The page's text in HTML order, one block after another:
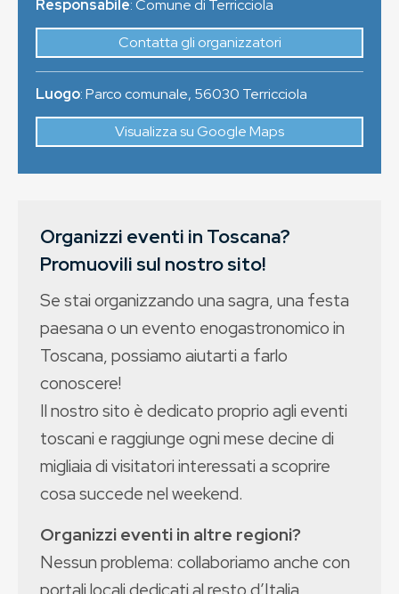
Responsabile: Comune di Terricciola
Contatta gli organizzatori
Luogo:Parco comunale, 56030 Terricciola
Visualizza su Google Maps
Organizzi eventi in Toscana?
Promuovili sul nostro sito!
Se stai organizzando una sagra, una festa
paesana o un evento enogastronomico in
Toscana, possiamo aiutarti a farlo
conoscere!
Il nostro sito è dedicato proprio agli eventi
toscani e raggiunge ogni mese decine di
migliaia di visitatori interessati a scoprire
cosa succede nel weekend.
Organizzi eventi in altre regioni?
Nessun problema: collaboriamo anche con